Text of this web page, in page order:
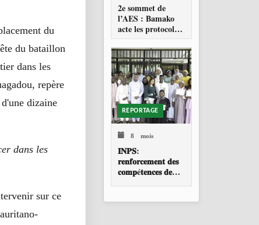
du
du bataillon
dans les
repère
dizaine
dans les
sur ce
2e sommet de
l’AES : Bamako
acte les protocoles
et vise la
Fédération
REPORTAGE
8 mois
𝐈𝐍𝐏𝐒:
𝐫𝐞𝐧𝐟𝐨𝐫𝐜𝐞𝐦𝐞𝐧𝐭 𝐝𝐞𝐬
𝐜𝐨𝐦𝐩é𝐭𝐞𝐧𝐜𝐞𝐬 𝐝𝐞
𝐢𝐧𝐬𝐭𝐢𝐭𝐮𝐭𝐢𝐨𝐧𝐧𝐞𝐥𝐥𝐞 𝐞𝐭